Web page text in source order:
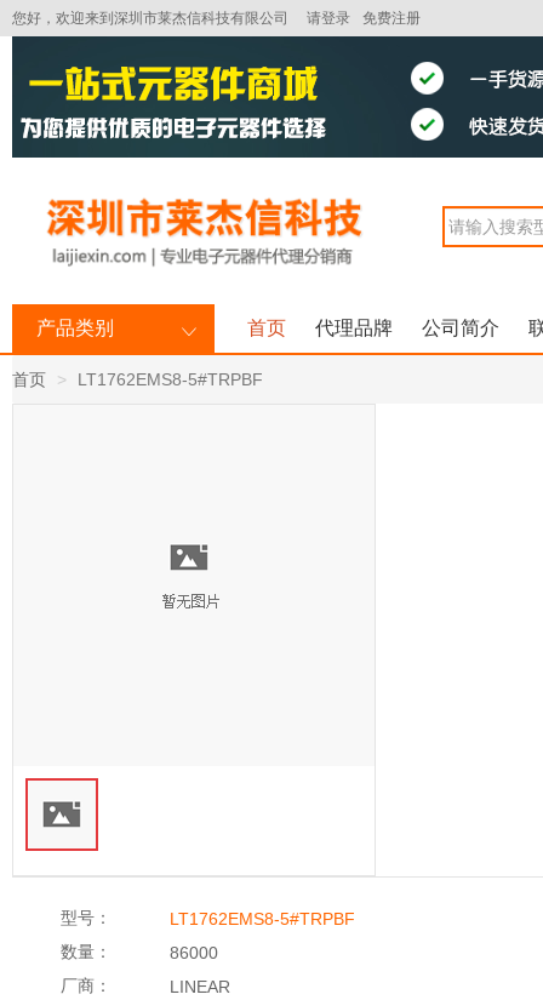
您好，欢迎来到深圳市莱杰信科技有限公司 请登录 免费注册
产品类别 首页 代理品牌 公司简介
首页 LT1762EMS8-5#TRPBF
型号： LT1762EMS8-5#TRPBF
数量： 86000
厂商： LINEAR